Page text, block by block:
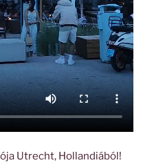
Utrecht, Hollandiából!